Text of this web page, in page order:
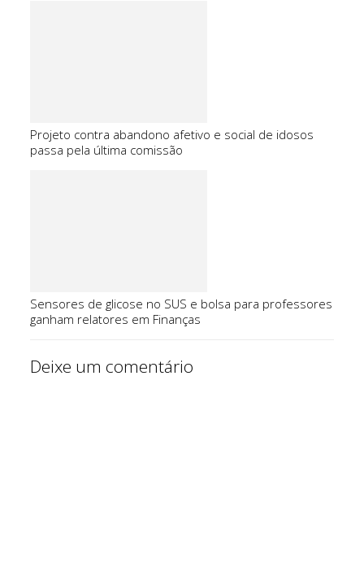
Projeto contra abandono afetivo e social de idosos
passa pela última comissão
Sensores de glicose no SUS e bolsa para professores
ganham relatores em Finanças
Deixe um comentário